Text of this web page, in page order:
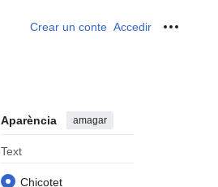
Crear un conte Accedir
Aparència amagar
Text
Chicotet